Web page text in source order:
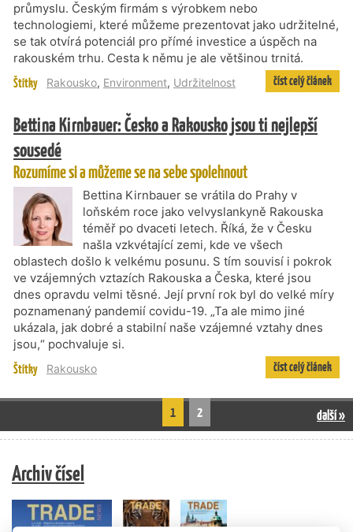
průmyslu. Českým firmám s výrobkem nebo
technologiemi, které můžeme prezentovat jako udržitelné,
se tak otvírá potenciál pro přímé investice a úspěch na
rakouském trhu. Cesta k němu je ale většinou trnitá.
Štítky Rakousko, Environment, Udržitelnost číst celý článek
Bettina Kirnbauer: Česko a Rakousko jsou ti nejlepší
sousedé
Rozumíme si a můžeme se na sebe spolehnout
Bettina Kirnbauer se vrátila do Prahy v
loňském roce jako velvyslankyně Rakouska
téměř po dvaceti letech. Říká, že v Česku
našla vzkvétající zemi, kde ve všech
oblastech došlo k velkému posunu. S tím souvisí i pokrok
ve vzájemných vztazích Rakouska a Česka, které jsou
dnes opravdu velmi těsné. Její první rok byl do velké míry
poznamenaný pandemií covidu-19. „Ta ale mimo jiné
ukázala, jak dobré a stabilní naše vzájemné vztahy dnes
jsou,“ pochvaluje si.
Štítky Rakousko číst celý článek
1 2 další »
Archiv čísel